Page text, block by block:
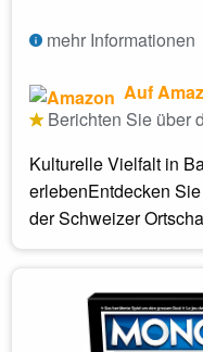
mehr Informationen
Auf
Berichten Sie über
Kulturelle Vielfalt in
erlebenEntdecken
der Schweizer